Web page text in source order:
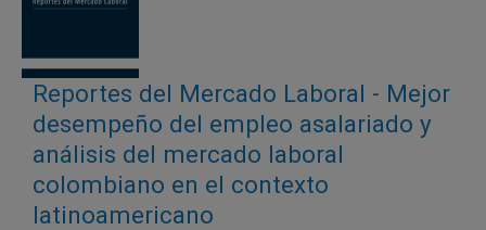
Reportes del Mercado Laboral - Mejor
desempeño del empleo asalariado y
análisis del mercado laboral
colombiano en el contexto
latinoamericano